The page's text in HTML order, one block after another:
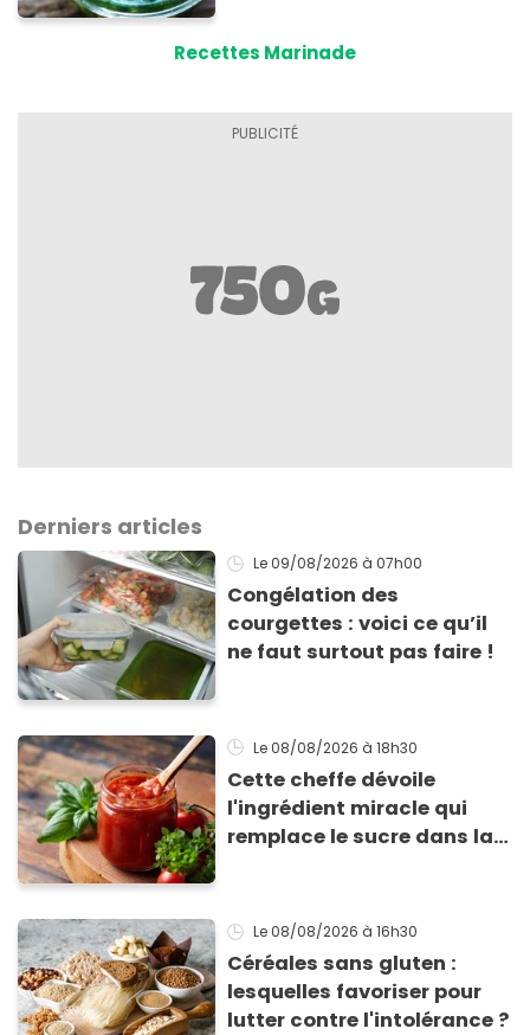
Recettes Marinade
Derniers articles
Le 09/08/2026 à 07h00
Congélation des
courgettes : voici ce qu’il
ne faut surtout pas faire !
Le 08/08/2026 à 18h30
Cette cheffe dévoile
l'ingrédient miracle qui
remplace le sucre dans la
Le 08/08/2026 à 16h30
Céréales sans gluten :
lesquelles favoriser pour
lutter contre l'intolérance ?